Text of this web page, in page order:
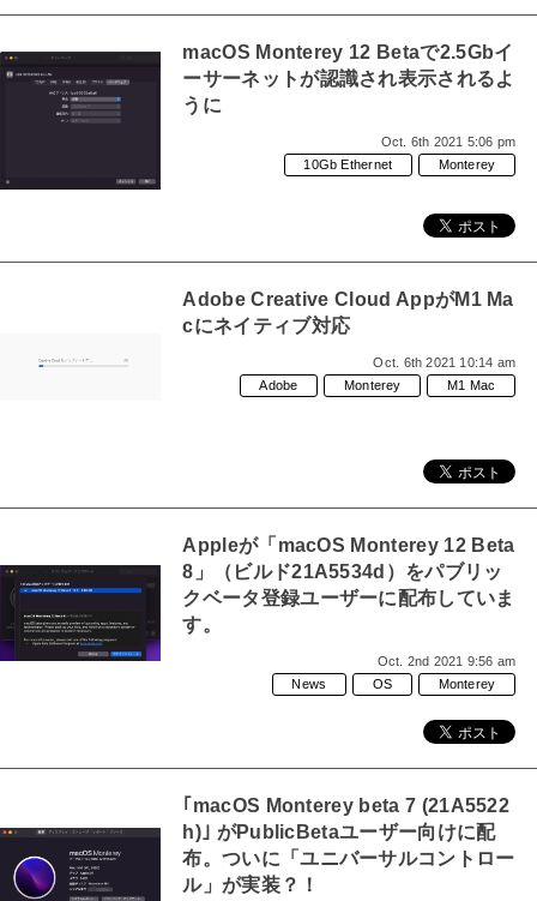
macOS Monterey 12 Betaで2.5Gbイ
ーサーネットが認識され表示されるよ
うに
Oct. 6th 2021 5:06 pm
10Gb Ethernet
Monterey
Adobe Creative Cloud AppがM1 Ma
cにネイティブ対応
Oct. 6th 2021 10:14 am
Adobe
Monterey M1 Mac
Appleが「macOS Monterey 12 Beta
8」（ビルド21A5534d）をパブリッ
クベータ登録ユーザーに配布していま
す。
Oct. 2nd 2021 9:56 am
News
OS Monterey
｢macOS Monterey beta 7 (21A5522
h)｣ がPublicBetaユーザー向けに配
布。ついに「ユニバーサルコントロー
ル」が実装？！